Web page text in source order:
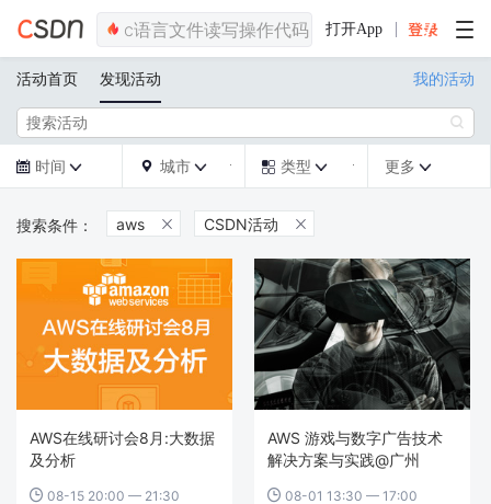
打开App
活动首页 发现活动 我的活动

 时间   城市   类型  更多 
aws  CSDN活动 
AWS在线研讨会8月:大数据
及分析
 08-15 20:00 — 21:30
AWS 游戏与数字广告技术
解决方案与实践@广州
 08-01 13:30 — 17:00